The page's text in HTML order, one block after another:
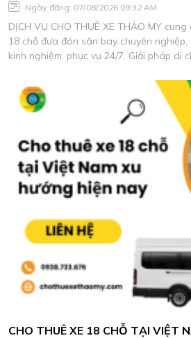
Ngày đăng: 07/08/2026 09:32 AM
DỊCH VỤ CHO THUÊ XE THẢO MY
18 chỗ đưa đón sân bay chuyên
kinh nghiệm, phục vụ 24/7. Giải pháp di
CHO THUÊ XE 18 CHỖ TẠI VIỆT